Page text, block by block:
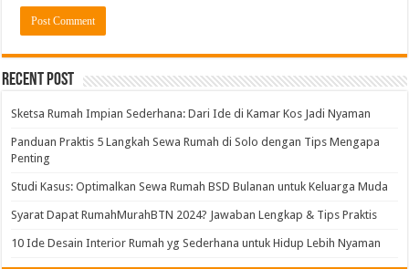
Alternative:
Recent Post
Sketsa Rumah Impian Sederhana: Dari Ide di Kamar Kos Jadi Nyaman
Panduan Praktis 5 Langkah Sewa Rumah di Solo dengan Tips Mengapa
Penting
Studi Kasus: Optimalkan Sewa Rumah BSD Bulanan untuk Keluarga Muda
Syarat Dapat RumahMurahBTN 2024? Jawaban Lengkap & Tips Praktis
10 Ide Desain Interior Rumah yg Sederhana untuk Hidup Lebih Nyaman